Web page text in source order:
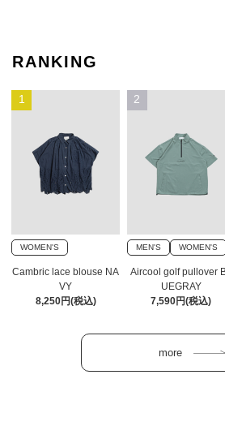
RANKING
1
WOMEN'S
Cambric lace blouse NA
VY
8,250円(税込)
2
MEN'S WOMEN'S
Aircool golf pullover
UEGRAY
7,590円(税込)